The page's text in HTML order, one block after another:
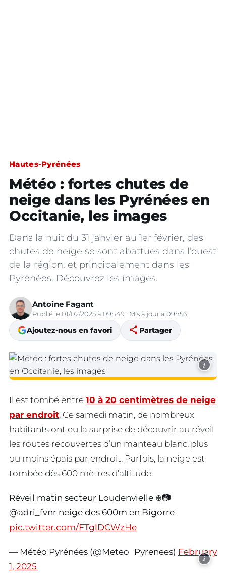
Hautes-Pyrénées
Météo : fortes chutes de
neige dans les Pyrénées en
Occitanie, les images
Dans la nuit du 31 janvier au 1er février, des
chutes de neige se sont abattues dans l’ouest
de la région, et principalement dans les
Pyrénées. Découvrez les images.
Antoine Fagant
Publié le 01/02/2025 à 09h49 · Mis à jour à 09h56
Ajoutez-nous en favori share Partager
i
Il est tombé entre 10 à 20 centimètres de neige
par endroit. Ce samedi matin, de nombreux
habitants ont eu la surprise de découvrir au réveil
les routes recouvertes d’un manteau blanc, plus
ou moins épais par endroit. Parfois, la neige est
tombée dès 600 mètres d’altitude.
Réveil matin secteur Loudenvielle ❄️📷
@adri_fvnr neige des 600m en Bigorre
pic.twitter.com/FTglDCWzHe
— Météo Pyrénées (@Meteo_Pyrenees) February
1, 2025
i